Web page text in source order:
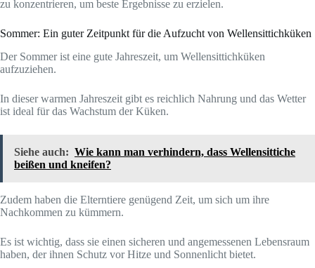
zu konzentrieren, um beste Ergebnisse zu erzielen.
Sommer: Ein guter Zeitpunkt für die Aufzucht von Wellensittichküken
Der Sommer ist eine gute Jahreszeit, um Wellensittichküken
aufzuziehen.
In dieser warmen Jahreszeit gibt es reichlich Nahrung und das Wetter
ist ideal für das Wachstum der Küken.
Siehe auch: Wie kann man verhindern, dass Wellensittiche
beißen und kneifen?
Zudem haben die Elterntiere genügend Zeit, um sich um ihre
Nachkommen zu kümmern.
Es ist wichtig, dass sie einen sicheren und angemessenen Lebensraum
haben, der ihnen Schutz vor Hitze und Sonnenlicht bietet.